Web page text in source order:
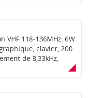
VHF 118-136MHz, 6W
clavier, 200
de 8,33kHz,
Répond à la norme